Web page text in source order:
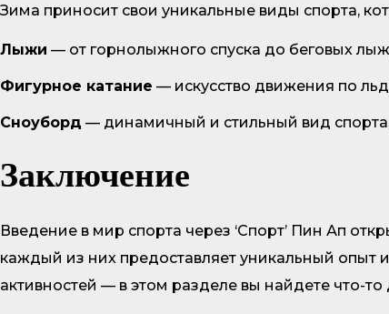
Зима приносит свои уникальные виды спорта,
Лыжи — от горнолыжного спуска до беговых
Фигурное катание — искусство движения по
Сноуборд — динамичный и стильный вид
Заключение
Введение в мир спорта через ‘Спорт’ Пин Ап
каждый из них предоставляет уникальный
активностей — в этом разделе вы найдете что-то